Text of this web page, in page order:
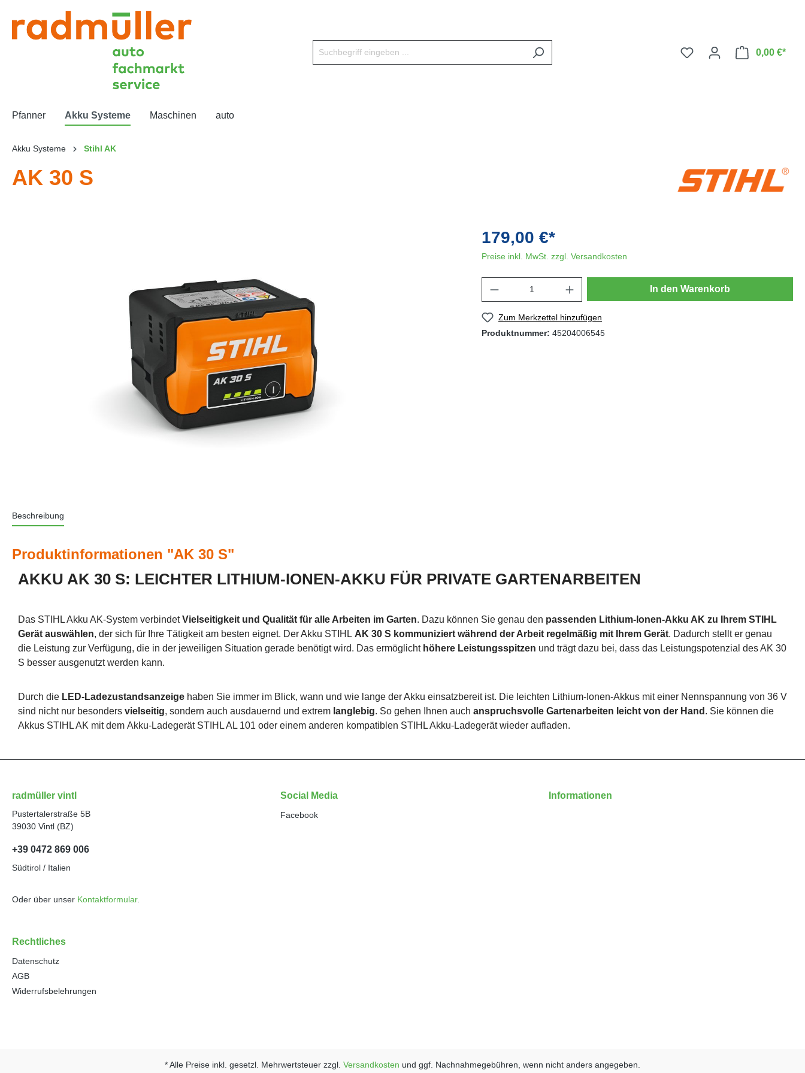
0,00 €*
Pfanner Akku Systeme Maschinen auto
Akku Systeme Stihl AK
AK 30 S
179,00 €*
Preise inkl. MwSt. zzgl. Versandkosten
In den Warenkorb
Zum Merkzettel hinzufügen
Produktnummer: 45204006545
Beschreibung
Produktinformationen "AK 30 S"
AKKU AK 30 S: LEICHTER LITHIUM-IONEN-AKKU FÜR PRIVATE GARTENARBEITEN
Das STIHL Akku AK-System verbindet Vielseitigkeit und Qualität für alle Arbeiten im Garten. Dazu können Sie genau den passenden Lithium-Ionen-Akku AK zu Ihrem STIHL
Gerät auswählen, der sich für Ihre Tätigkeit am besten eignet. Der Akku STIHL AK 30 S kommuniziert während der Arbeit regelmäßig mit Ihrem Gerät. Dadurch stellt er genau
die Leistung zur Verfügung, die in der jeweiligen Situation gerade benötigt wird. Das ermöglicht höhere Leistungsspitzen und trägt dazu bei, dass das Leistungspotenzial des AK 30
S besser ausgenutzt werden kann.
Durch die LED-Ladezustandsanzeige haben Sie immer im Blick, wann und wie lange der Akku einsatzbereit ist. Die leichten Lithium-Ionen-Akkus mit einer Nennspannung von 36 V
sind nicht nur besonders vielseitig, sondern auch ausdauernd und extrem langlebig. So gehen Ihnen auch anspruchsvolle Gartenarbeiten leicht von der Hand . Sie können die
Akkus STIHL AK mit dem Akku-Ladegerät STIHL AL 101 oder einem anderen kompatiblen STIHL Akku-Ladegerät wieder aufladen.
radmüller vintl
Pustertalerstraße 5B
39030 Vintl (BZ)
+39 0472 869 006
Südtirol / Italien
Oder über unser Kontaktformular.
Social Media
Facebook
Informationen
Rechtliches
Datenschutz
AGB
Widerrufsbelehrungen
* Alle Preise inkl. gesetzl. Mehrwertsteuer zzgl. Versandkosten und ggf. Nachnahmegebühren, wenn nicht anders angegeben.